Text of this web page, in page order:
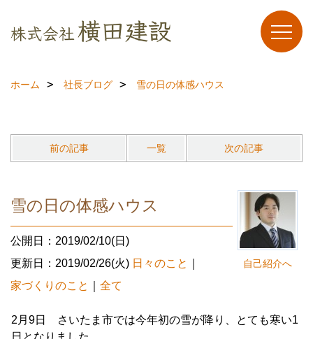
ホーム 社長ブログ 雪の日の体感ハウス
前の記事 一覧 次の記事
自己紹介へ
雪の日の体感ハウス
公開日：2019/02/10(日)
更新日：2019/02/26(火) 日々のこと
家づくりのこと
全て
2月9日 さいたま市では今年初の雪が降り、とても寒い1
日となりました。